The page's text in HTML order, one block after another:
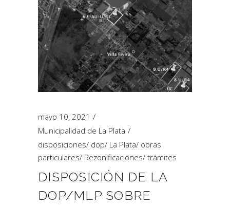
mayo 10, 2021
Municipalidad de La Plata
disposiciones/ dop/ La Plata/ obras
particulares/ Rezonificaciones/ trámites
DISPOSICIÓN DE LA
DOP/MLP SOBRE